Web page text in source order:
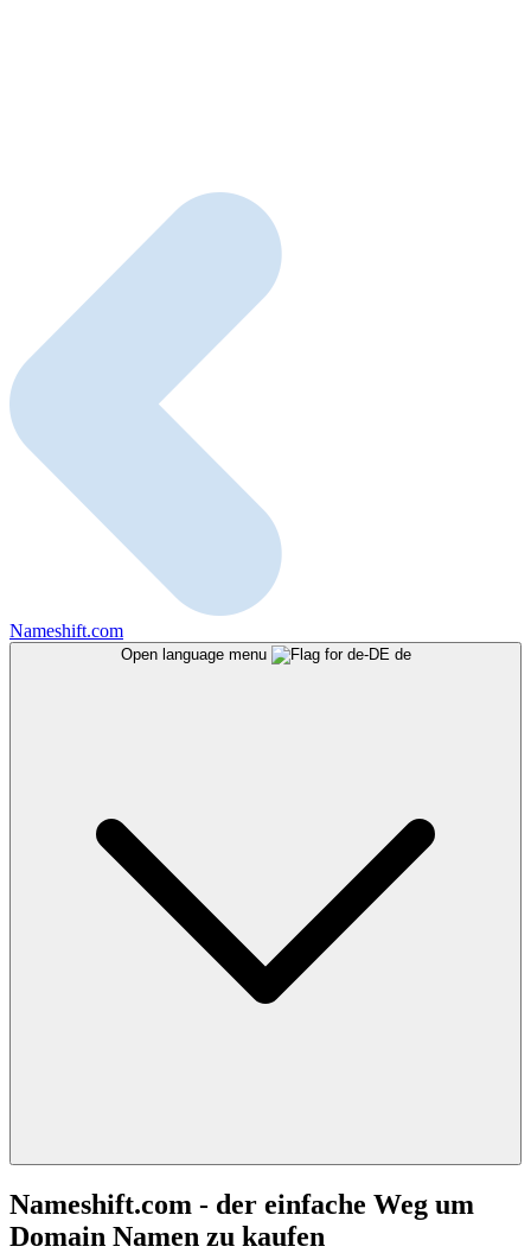
Nameshift.com
Open language menu de
Nameshift.com - der einfache Weg um
Domain Namen zu kaufen